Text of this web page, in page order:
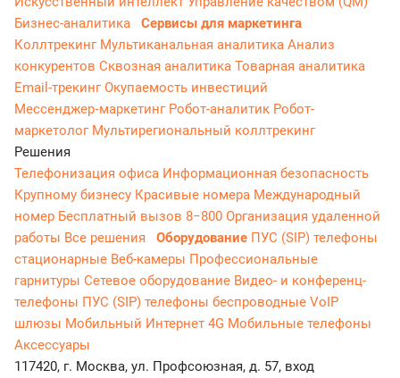
Бизнес-аналитика
Сервисы для маркетинга
Коллтрекинг Мультиканальная аналитика Анализ
конкурентов Сквозная аналитика Товарная аналитика
Email-трекингОкупаемость инвестиций
Мессенджер‑маркетинг Робот-аналитик Робот-
маркетолог Мультирегиональный коллтрекинг
Решения
Телефонизация офиса Информационная безопасность
Крупному бизнесу Красивые номера Международный
номер Бесплатный вызов 8−800 Организация удаленной
работы Все решения Оборудование ПУС (SIP) телефоны
стационарные Веб-камеры Профессиональные
гарнитуры Сетевое оборудование Видео- и конференц-
телефоны ПУС (SIP) телефоны беспроводные VoIP
шлюзы Мобильный Интернет 4G Мобильные телефоны
Аксессуары
117420, г. Москва, ул. Профсоюзная, д. 57, вход